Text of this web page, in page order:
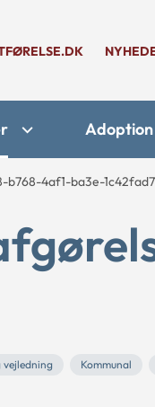
Adoption
b768-4af1-ba3e-
vejledning Kommunal